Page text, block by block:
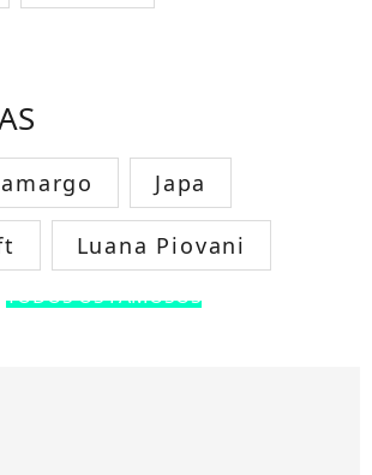
Japa
Luana Piovani
TODOS OS FAMOSOS